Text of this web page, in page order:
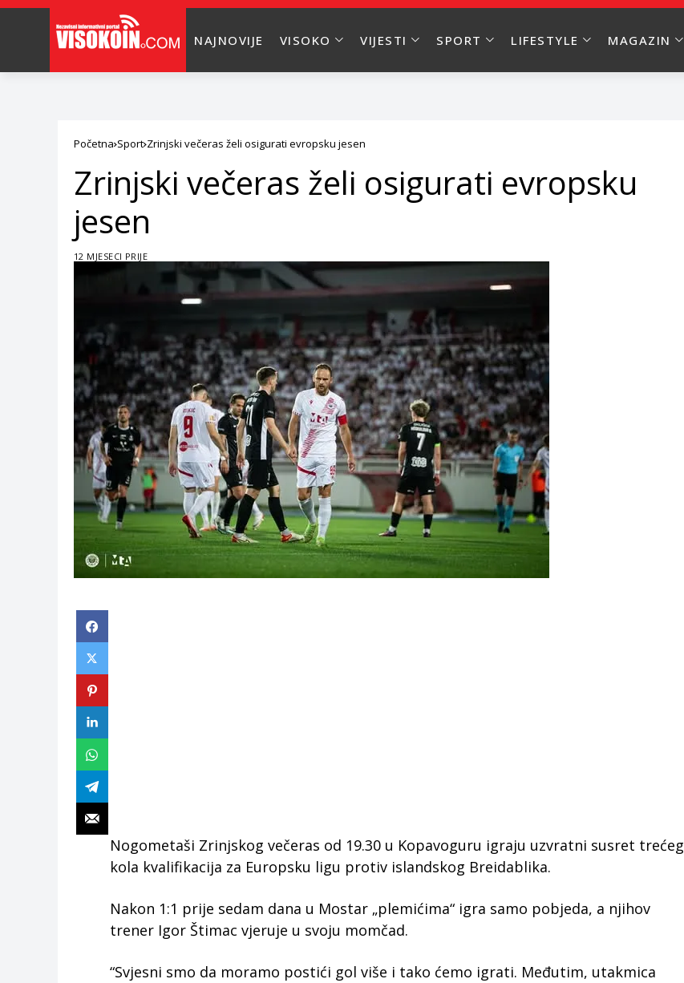
NAJNOVIJE VISOKO VIJESTI SPORT LIFESTYLE MAGAZIN
Početna Sport Zrinjski večeras želi osigurati evropsku jesen
Zrinjski večeras želi osigurati evropsku
jesen
12 MJESECI PRIJE
Nogometaši Zrinjskog večeras od 19.30 u Kopavoguru igraju uzvratni susret trećeg
kola kvalifikacija za Europsku ligu protiv islandskog Breidablika.
Nakon 1:1 prije sedam dana u Mostar „plemićima“ igra samo pobjeda, a njihov
trener Igor Štimac vjeruje u svoju momčad.
“Svjesni smo da moramo postići gol više i tako ćemo igrati. Međutim, utakmica